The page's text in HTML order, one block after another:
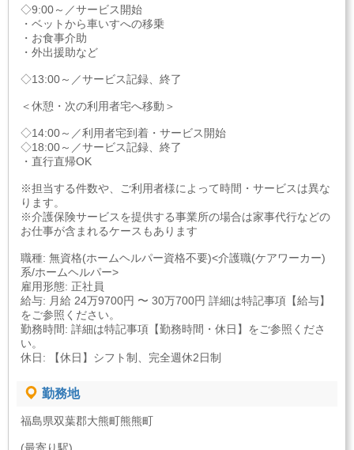
◇9:00～／サービス開始
・ベットから車いすへの移乗
・お食事介助
・外出援助など
◇13:00～／サービス記録、終了
＜休憩・次の利用者宅へ移動＞
◇14:00～／利用者宅到着・サービス開始
◇18:00～／サービス記録、終了
・直行直帰OK
※担当する件数や、ご利用者様によって時間・サービスは異な
ります。
※介護保険サービスを提供する事業所の場合は家事代行などの
お仕事が含まれるケースもあります
職種: 無資格(ホームヘルパー資格不要)<介護職(ケアワーカー)
系/ホームヘルパー>
雇用形態: 正社員
給与: 月給 24万9700円 〜 30万700円 詳細は特記事項【給与】
をご参照ください。
勤務時間: 詳細は特記事項【勤務時間・休日】をご参照くださ
い。
休日: 【休日】シフト制、完全週休2日制
勤務地
福島県双葉郡大熊町熊熊町